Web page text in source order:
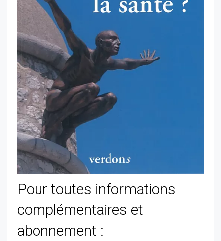
Pour toutes informations
complémentaires et
abonnement :